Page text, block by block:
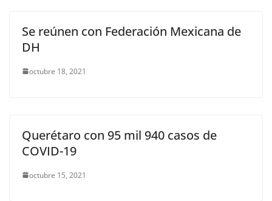
Se reúnen con Federación Mexicana de
DH
octubre 18, 2021
Querétaro con 95 mil 940 casos de
COVID-19
octubre 15, 2021